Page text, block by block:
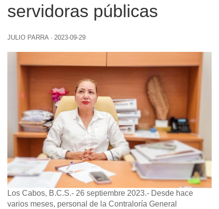
servidoras públicas
JULIO PARRA · 2023-09-29
Los Cabos, B.C.S.- 26 septiembre 2023.- Desde hace
varios meses, personal de la Contraloría General